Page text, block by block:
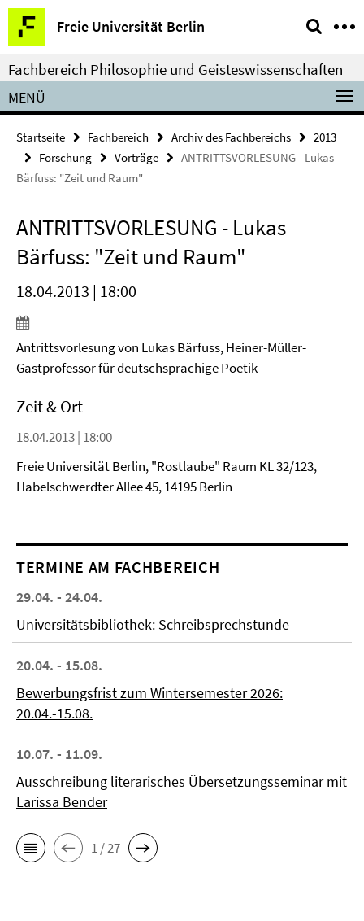
Springe
direkt
zu
Inhalt
Freie Universität Berlin
Service-
Navigation
Fachbereich Philosophie und Geisteswissenschaften
MENÜ
Startseite Fachbereich Archiv des Fachbereichs
2013
Forschung
Vorträge
ANTRITTSVORLESUNG - Lukas
Bärfuss: "Zeit und Raum"
ANTRITTSVORLESUNG - Lukas
Bärfuss: "Zeit und Raum"
18.04.2013 | 18:00
Antrittsvorlesung von Lukas Bärfuss, Heiner-Müller-
Gastprofessor für deutschsprachige Poetik
Zeit & Ort
18.04.2013 | 18:00
Freie Universität Berlin, "Rostlaube" Raum KL 32/123,
Habelschwerdter Allee 45, 14195 Berlin
TERMINE AM FACHBEREICH
29.04. - 24.04.
Universitätsbibliothek: Schreibsprechstunde
20.04. - 15.08.
Bewerbungsfrist zum Wintersemester 2026:
20.04.-15.08.
10.07. - 11.09.
Ausschreibung literarisches Übersetzungsseminar mit
Larissa Bender
1 / 27